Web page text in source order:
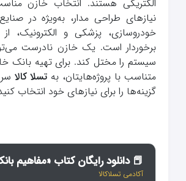
الکتریکی هستند. انتخاب خازن
نیازهای طراحی مدار، به‌ویژه در
خودروسازی، پزشکی و الکترونیک،
برخوردار است. یک خازن نادرست
سیستم را مختل کند. برای تهیه بانک
متناسب با پروژه‌هایتان، به تسلا کالا
گزینه‌ها را برای نیازهای خود انتخاب
📕 دانلود رایگان کتاب «مفاهیم
آکادمی تسلاکالا